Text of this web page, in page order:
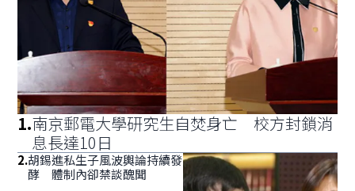
1.南京郵電大學研究生自焚身亡 校方封鎖消
息長達10日
2.胡錫進私生子風波輿論持續發
酵 體制內卻禁談醜聞